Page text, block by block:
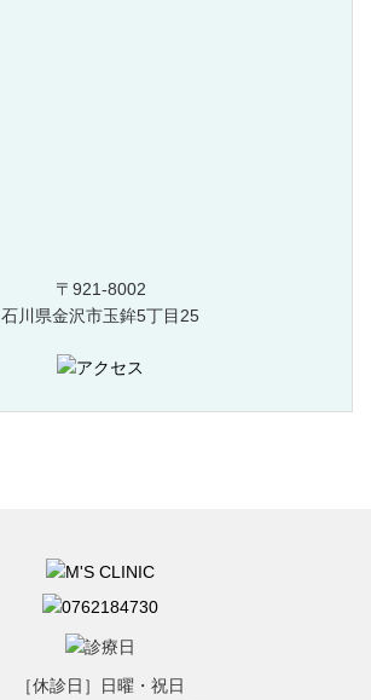
〒921-8002
石川県金沢市玉鉾5丁目25
［休診日］日曜・祝日